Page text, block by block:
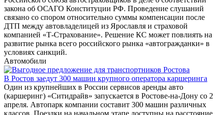
закона об ОСАГО Конституции РФ. Проведение слушаний
связано со спором относительно суммы компенсации после
ДТП между автовладелицей из Ярославля и страховой
компанией «Т-Страхование». Решение КС может повлиять на
развитие рынка всего российского рынка «автогражданки» в
условиях санкций.
Автомобили
В Ростов заедут 300 машин крупного оператора каршеринга
Один из крупнейших в России сервисов аренды авто
(каршеринг) «Ситидрайв» запускается в Ростове-на-Дону со 2
апреля. Автопарк компании составит 300 машин различных